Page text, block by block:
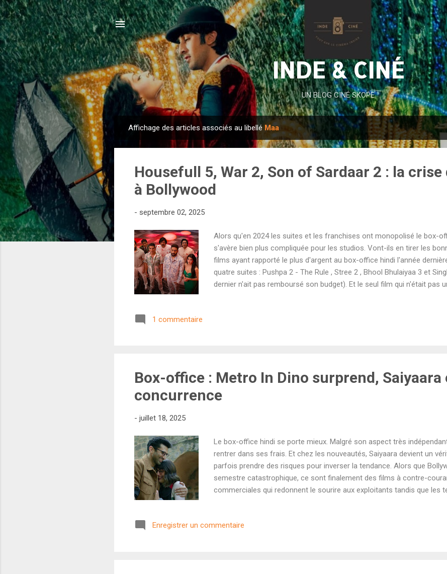
Accéder au contenu principal
INDE & CINÉ
UN BLOG CINÉ SKOPE
r
Affichage des articles associés au libellé Maa
Housefull 5, War 2, Son of Sardaar 2 : la
à Bollywood
- septembre 02, 2025
Alors qu'en 2024 les suites et les franchises ont monopolisé le box-
s'avère bien plus compliquée pour les studios. Vont-ils en tirer les
films ayant rapporté le plus d'argent au box-office hindi l'année
quatre suites : Pushpa 2 - The Rule , Stree 2 , Bhool Bhulaiyaa 3 et
dernier n'ait pas remboursé son budget). Et le seul film qui n'était pas
effet de mode. Mais voilà, le box-office de cette année a prouvé sans
1 commentaire
Box-office : Metro In Dino surprend, Saiyaara
concurrence
- juillet 18, 2025
Le box-office hindi se porte mieux. Malgré son aspect très
rentrer dans ses frais. Et chez les nouveautés, Saiyaara devient un
parfois prendre des risques pour inverser la tendance. Alors que
semestre catastrophique, ce sont finalement des films à contre-
commerciales qui redonnent le sourire aux exploitants tandis que les
de faire un masala violent purement commercial...mais des critiques
Enregistrer un commentaire